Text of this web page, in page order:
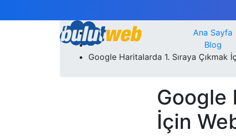
Ana Sayfa
Blog
Google Haritalarda 1. Sıraya Çıkmak
Google
İçin